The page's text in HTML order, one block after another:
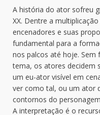
A história do ator sofreu
XX. Dentre a
encenadores e suas
fundamental para a
nos palcos até hoje.
tema, os atores decidem
um eu-ator visível em
ver como tal, ou um ator
contornos do
A interpretação é o